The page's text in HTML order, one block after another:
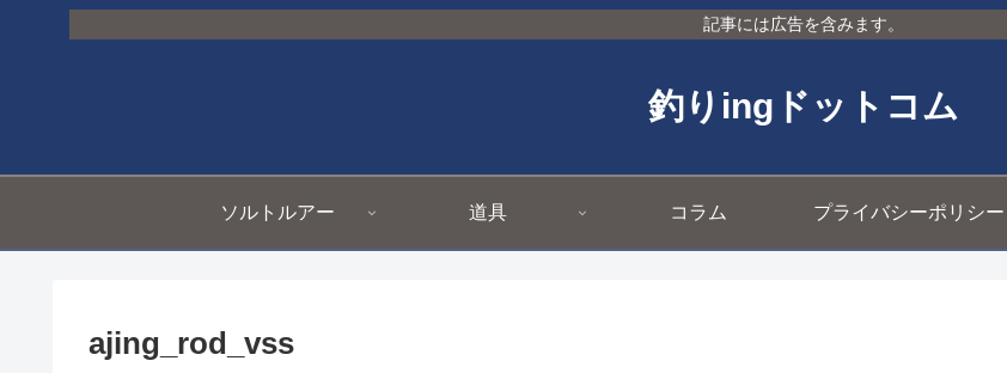
記事には広告を含みます。
釣りingドットコム
ソルトルアー 道具 コラム プライバシーポリシー
ajing_rod_vss